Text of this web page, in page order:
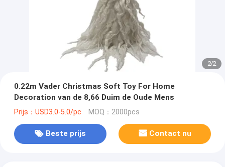
2/2
0.22m Vader Christmas Soft Toy For Home
Decoration van de 8,66 Duim de Oude Mens
Prijs：USD3.0-5.0/pc MOQ：2000pcs
Beste prijs Contact nu